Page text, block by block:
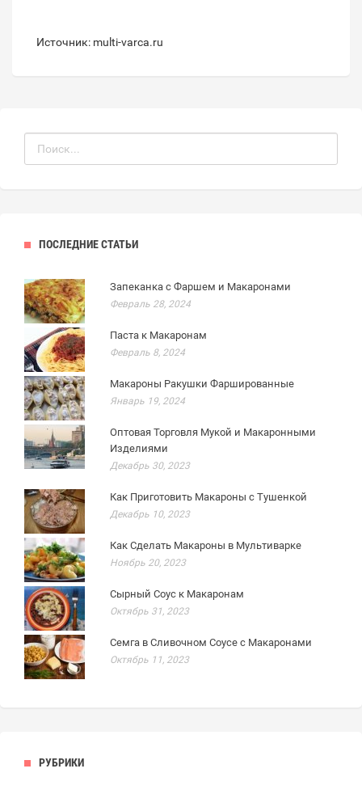
Источник: multi-varca.ru
ПОСЛЕДНИЕ СТАТЬИ
Запеканка с Фаршем и Макаронами
Февраль 28, 2024
Паста к Макаронам
Февраль 8, 2024
Макароны Ракушки Фаршированные
Январь 19, 2024
Оптовая Торговля Мукой и Макаронными
Изделиями
Декабрь 30, 2023
Как Приготовить Макароны с Тушенкой
Декабрь 10, 2023
Как Сделать Макароны в Мультиварке
Ноябрь 20, 2023
Сырный Соус к Макаронам
Октябрь 31, 2023
Семга в Сливочном Соусе с Макаронами
Октябрь 11, 2023
РУБРИКИ